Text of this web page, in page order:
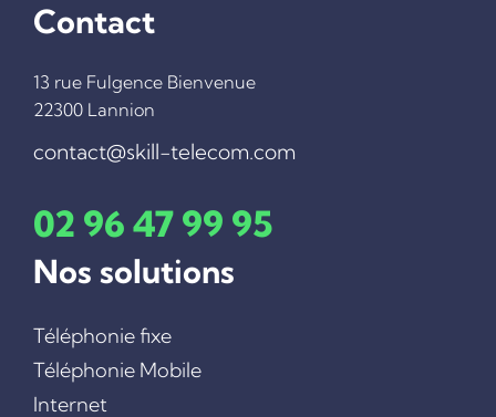
TÉLÉPHONIE FIXE
INTERNET
TEST ÉLIGIBILITÉ FIBRE OPTIQUE
INTERNET PAR SATELLITE
CYBERSÉCURITÉ
Contact
13 rue Fulgence Bienvenue
22300 Lannion
contact@skill-telecom.com
02 96 47 99 95
Nos solutions
Téléphonie fixe
Téléphonie Mobile
Internet